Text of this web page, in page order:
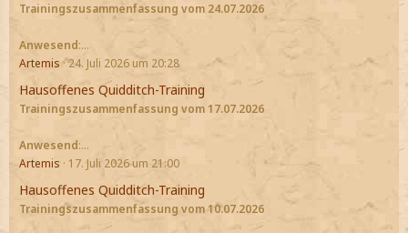
Trainingszusammenfassung vom 24.07.2026
Anwesend:…
Artemis 24. Juli 2026 um 20:28
Hausoffenes Quidditch-Training
Trainingszusammenfassung vom 17.07.2026
Anwesend:…
Artemis
17. Juli 2026 um 21:00
Hausoffenes Quidditch-Training
Trainingszusammenfassung vom 10.07.2026